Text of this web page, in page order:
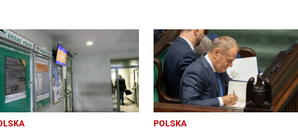
POLSKA